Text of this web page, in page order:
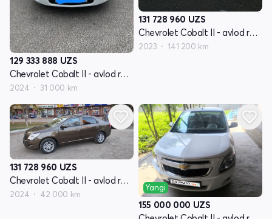
129 333 888 UZS
Chevrolet Cobalt II - avlod restayling
2024 31 000 km
131 728 960 UZS
Chevrolet Cobalt II - avlod restayling
2023 141 200 km
131 728 960 UZS
Chevrolet Cobalt II - avlod restayling
2024 42 000 km
Yangi
155 000 000 UZS